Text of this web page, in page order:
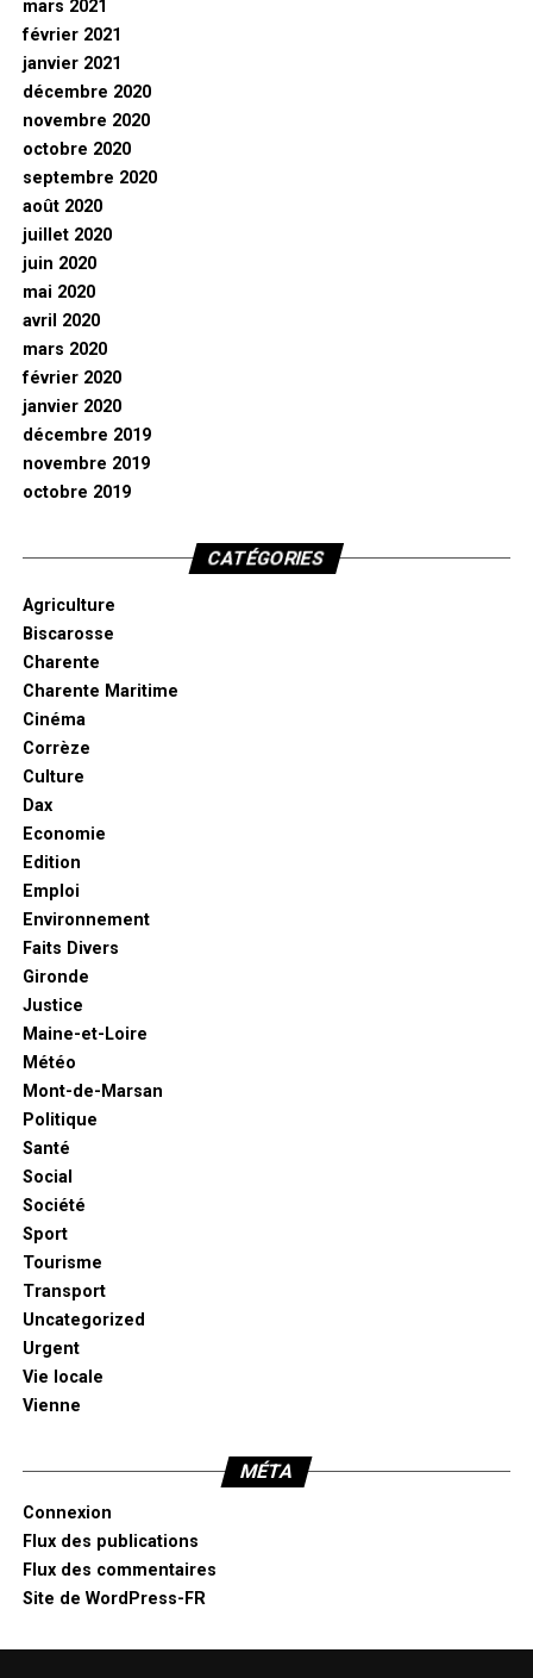
mars 2021
février 2021
janvier 2021
décembre 2020
novembre 2020
octobre 2020
septembre 2020
août 2020
juillet 2020
juin 2020
mai 2020
avril 2020
mars 2020
février 2020
janvier 2020
décembre 2019
novembre 2019
octobre 2019
CATÉGORIES
Agriculture
Biscarosse
Charente
Charente Maritime
Cinéma
Corrèze
Culture
Dax
Economie
Edition
Emploi
Environnement
Faits Divers
Gironde
Justice
Maine-et-Loire
Météo
Mont-de-Marsan
Politique
Santé
Social
Société
Sport
Tourisme
Transport
Uncategorized
Urgent
Vie locale
Vienne
MÉTA
Connexion
Flux des publications
Flux des commentaires
Site de WordPress-FR